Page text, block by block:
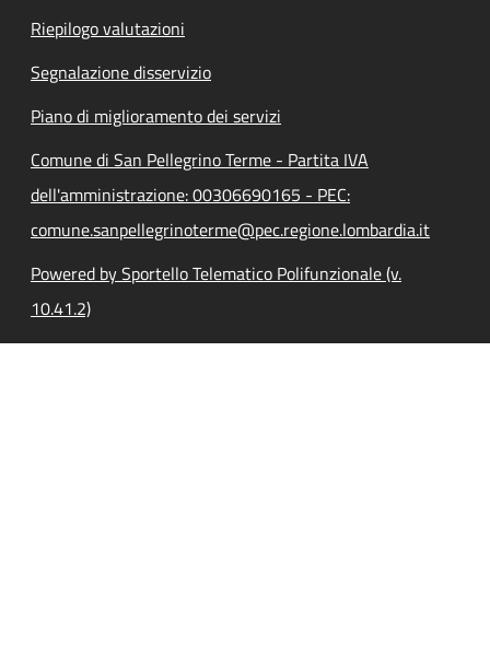
Riepilogo valutazioni
Segnalazione disservizio
Piano di miglioramento dei servizi
Comune di San Pellegrino Terme - Partita IVA
dell'amministrazione: 00306690165 - PEC:
comune.sanpellegrinoterme@pec.regione.lombardia.it
Powered by Sportello Telematico Polifunzionale (v.
10.41.2)